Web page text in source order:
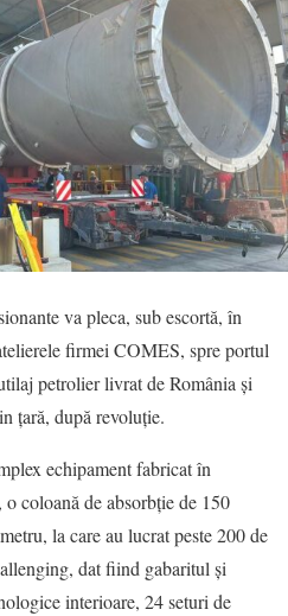
va pleca, sub escortă, în
firmei COMES, spre portul
petrolier livrat de România și
țară, după revoluție.
echipament fabricat în
coloană de absorbție de 150
la care au lucrat peste 200 de
dat fiind gabaritul și
interioare, 24 seturi de